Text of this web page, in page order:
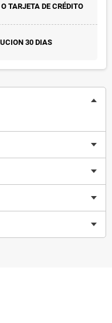
TARJETA DE CRÉDITO
30 DIAS